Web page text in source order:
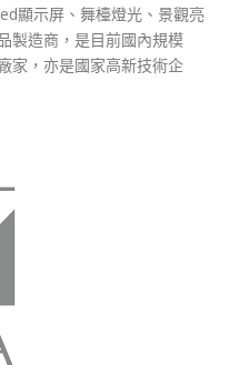
顯示屏、舞檯燈光、景觀亮
製造商，是目前國內規模
家，亦是國家高新技術企